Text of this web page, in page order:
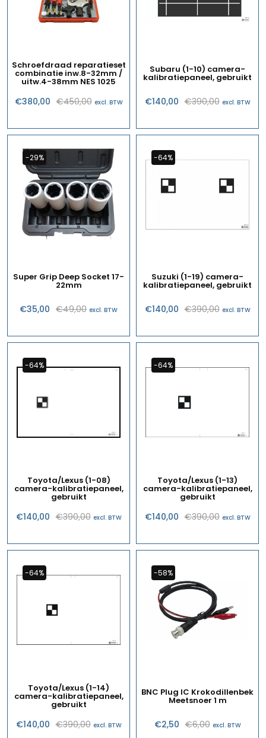
Schroefdraad reparatieset
combinatie inw.8-32mm /
uitw.4-38mm NES 1025
€450,00 Oorspronkelijke
was:
€450,00.
€380,00
Huidige
is:
€380,00.
excl. BTW
Subaru (1-10) camera-
kalibratiepaneel, gebruikt
€390,00
was:
€390,00.
€140,00
Huidige
is:
€140,00.
excl. BTW
-29%
Super Grip Deep Socket 17-
22mm
€49,00 Oorspronkelijke
was:
€49,00.
€35,00
Huidige
is:
€35,00.
excl. BTW
-64%
Suzuki (1-19) camera-
kalibratiepaneel, gebruikt
€390,00
was:
€390,00.
€140,00
Huidige
is:
€140,00.
excl. BTW
-64%
Toyota/Lexus (1-08)
camera-kalibratiepaneel,
gebruikt
€390,00 Oorspronkelijke
was:
€390,00.
€140,00
Huidige
is:
€140,00.
excl. BTW
-64%
Toyota/Lexus (1-13)
camera-kalibratiepaneel,
gebruikt
€390,00
was:
€390,00.
€140,00
Huidige
is:
€140,00.
excl. BTW
-64%
Toyota/Lexus (1-14)
camera-kalibratiepaneel,
gebruikt
€390,00 Oorspronkelijke
€140,00
Huidige
excl. BTW
-58%
BNC Plug IC Krokodillenbek
Meetsnoer 1 m
€6,00
€2,50
Huidige
excl. BTW